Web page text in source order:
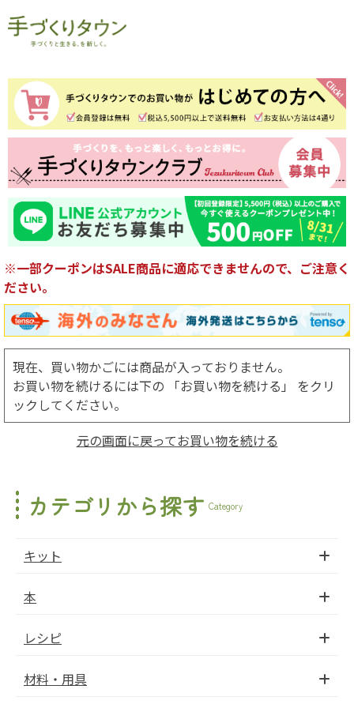
※一部クーポンはSALE商品に適応できませんので、ご注意く
ださい。
現在、買い物かごには商品が入っておりません。
お買い物を続けるには下の 「お買い物を続ける」 をクリ
ックしてください。
元の画面に戻ってお買い物を続ける
カテゴリから探す Category
キット
本
レシピ
材料・用具